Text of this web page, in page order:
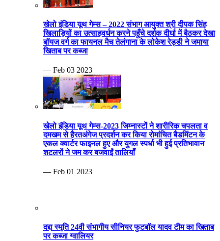
खेलो इंडिया यूथ गेम्स – 2022 संभाग आयुक्त श्री दीपक सिंह
खिलाड़ियों का उत्साहवर्धन करने पहुँचे दर्शक दीर्घा में बैठकर देखा
बॉयज वर्ग का फायनल मैच तेलंगाना के लोकेश रेड्डी ने जमाया
खिताब पर कब्जा
— Feb 03 2023
खेलो इंडिया यूथ गेम्स-2023 जिम्नास्टों ने शारीरिक चपलता व
दमखम से हैरतअंगेज प्रदर्शन कर किया रोमांचित बैडमिंटन के
एकल क्वार्टर फाइनल हुए और युगल स्पर्धा भी हुई प्रतिभावान
शटलरों ने जम कर बजवाईं तालियाँ
— Feb 01 2023
दद्दा स्मृति 24वी संभागीय सीनियर फुटबॉल यादव टीम का खिताब
पर कब्जा ग्वालियर